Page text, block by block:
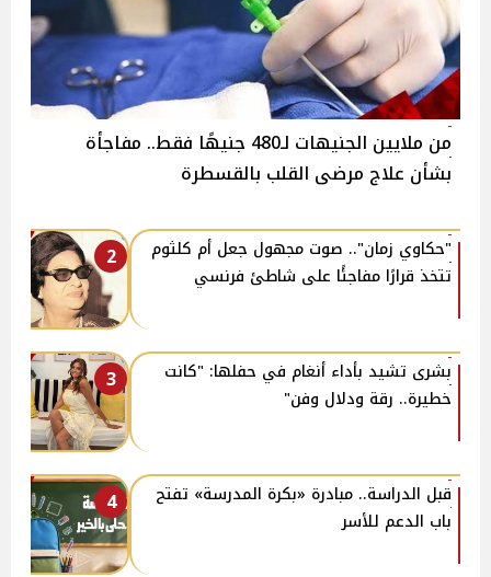
من ملايين الجنيهات لـ480 جنيهًا فقط.. مفاجأة
بشأن علاج مرضى القلب بالقسطرة
2
"حكاوي زمان".. صوت مجهول جعل أم كلثوم
تتخذ قرارًا مفاجئًا على شاطئ فرنسي
3
بشرى تشيد بأداء أنغام في حفلها: "كانت
خطيرة.. رقة ودلال وفن"
4
قبل الدراسة.. مبادرة «بكرة المدرسة» تفتح
باب الدعم للأسر